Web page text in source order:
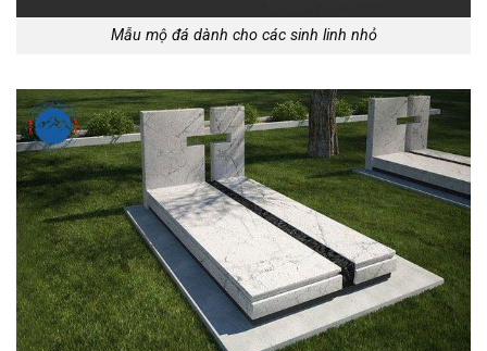
Mẫu mộ đá dành cho các sinh linh nhỏ